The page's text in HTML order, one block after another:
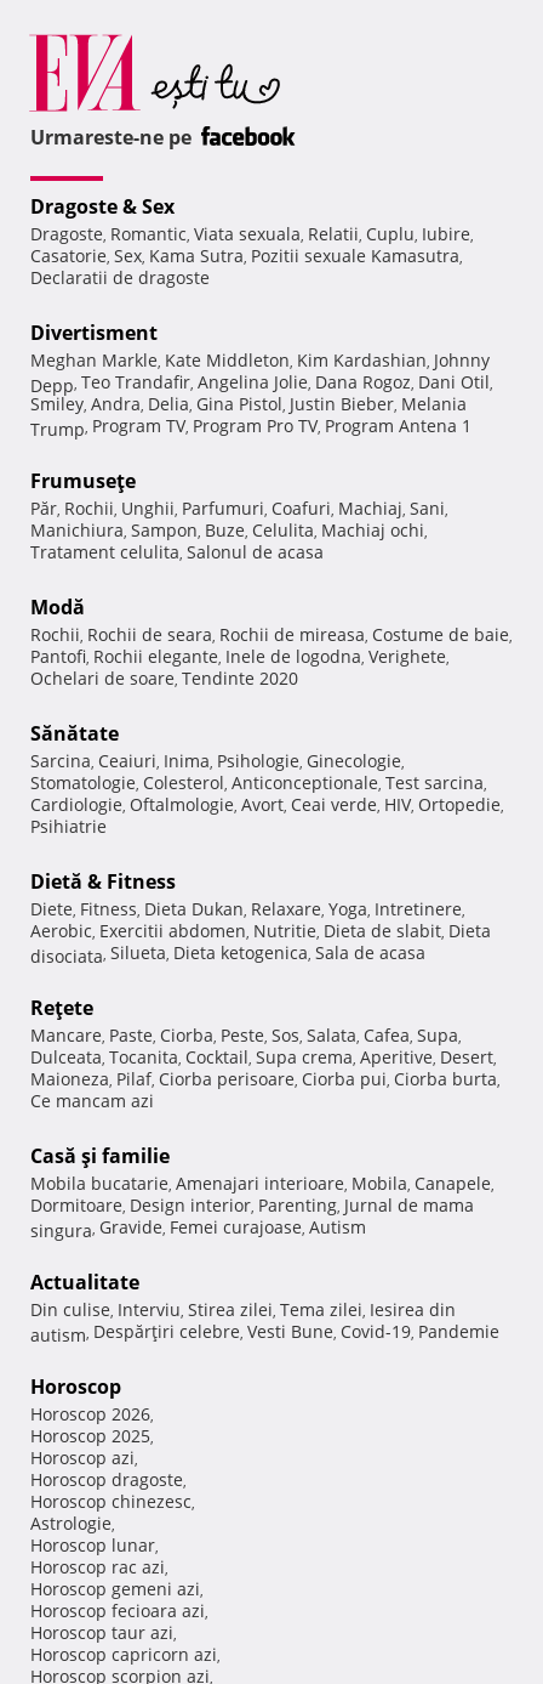
Urmareste-ne pe
Dragoste & Sex
Dragoste, Romantic, Viata sexuala, Relatii, Cuplu, Iubire,
Casatorie, Sex, Kama Sutra, Pozitii sexuale Kamasutra,
Declaratii de dragoste
Divertisment
Meghan Markle, Kate Middleton, Kim Kardashian, Johnny
Depp, Teo Trandafir, Angelina Jolie, Dana Rogoz, Dani Otil,
Smiley, Andra, Delia, Gina Pistol, Justin Bieber, Melania
Trump, Program TV, Program Pro TV, Program Antena 1
Frumuseţe
Păr, Rochii, Unghii, Parfumuri, Coafuri, Machiaj, Sani,
Manichiura, Sampon, Buze, Celulita, Machiaj ochi,
Tratament celulita, Salonul de acasa
Modă
Rochii, Rochii de seara, Rochii de mireasa, Costume de baie,
Pantofi, Rochii elegante, Inele de logodna, Verighete,
Ochelari de soare, Tendinte 2020
Sănătate
Sarcina, Ceaiuri, Inima, Psihologie, Ginecologie,
Stomatologie, Colesterol, Anticonceptionale, Test sarcina,
Cardiologie, Oftalmologie, Avort, Ceai verde, HIV, Ortopedie,
Psihiatrie
Dietă & Fitness
Diete, Fitness, Dieta Dukan, Relaxare, Yoga, Intretinere,
Aerobic, Exercitii abdomen, Nutritie, Dieta de slabit, Dieta
disociata, Silueta, Dieta ketogenica, Sala de acasa
Reţete
Mancare, Paste, Ciorba, Peste, Sos, Salata, Cafea, Supa,
Dulceata, Tocanita, Cocktail, Supa crema, Aperitive, Desert,
Maioneza, Pilaf, Ciorba perisoare, Ciorba pui, Ciorba burta,
Ce mancam azi
Casă şi familie
Mobila bucatarie, Amenajari interioare, Mobila, Canapele,
Dormitoare, Design interior, Parenting, Jurnal de mama
singura, Gravide, Femei curajoase, Autism
Actualitate
Din culise, Interviu, Stirea zilei, Tema zilei, Iesirea din
autism, Despărţiri celebre, Vesti Bune, Covid-19, Pandemie
Horoscop
Horoscop 2026,
Horoscop 2025,
Horoscop azi,
Horoscop dragoste,
Horoscop chinezesc,
Astrologie,
Horoscop lunar,
Horoscop rac azi,
Horoscop gemeni azi,
Horoscop fecioara azi,
Horoscop taur azi,
Horoscop capricorn azi,
Horoscop scorpion azi,